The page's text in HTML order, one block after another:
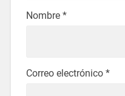
Nombre *
Correo electrónico *